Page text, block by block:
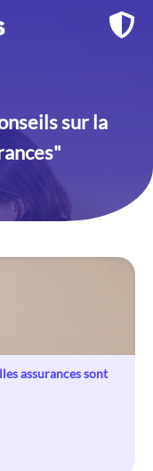
sur la
assurances sont